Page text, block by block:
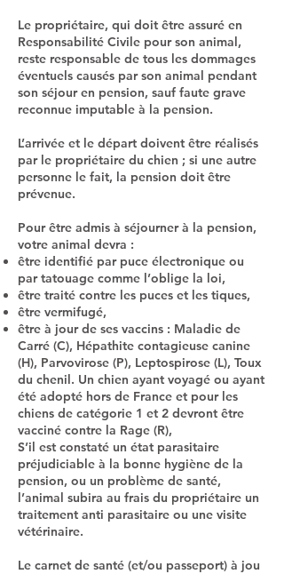
Le propriétaire, qui doit être assuré en
Responsabilité Civile pour son animal,
reste responsable de tous les dommages
éventuels causés par son animal pendant
son séjour en pension, sauf faute grave
reconnue imputable à la pension.
L’arrivée et le départ doivent être réalisés
par le propriétaire du chien ; si une autre
personne le fait, la pension doit être
prévenue.
Pour être admis à séjourner à la pension,
votre animal devra :
être identifié par puce électronique ou
par tatouage comme l’oblige la loi,
être traité contre les puces et les tiques,
être vermifugé,
être à jour de ses vaccins : Maladie de
Carré (C), Hépathite contagieuse canine
(H), Parvovirose (P), Leptospirose (L), Toux
du chenil. Un chien ayant voyagé ou ayant
été adopté hors de France et pour les
chiens de catégorie 1 et 2 devront être
vacciné contre la Rage (R),
S’il est constaté un état parasitaire
préjudiciable à la bonne hygiène de la
pension, ou un problème de santé,
l’animal subira au frais du propriétaire un
traitement anti parasitaire ou une visite
vétérinaire.
Le carnet de santé (et/ou passeport) à jou